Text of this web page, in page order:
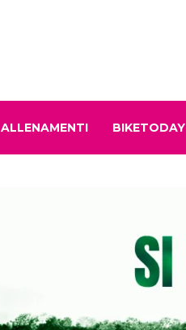
ALLENAMENTI BIKETODAY